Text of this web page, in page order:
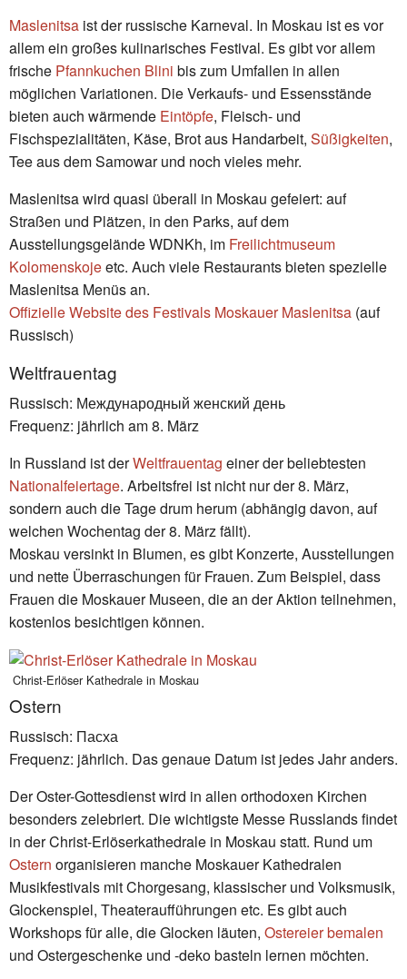
Maslenitsa ist der russische Karneval. In Moskau ist es vor
allem ein großes kulinarisches Festival. Es gibt vor allem
frische Pfannkuchen Blini bis zum Umfallen in allen
möglichen Variationen. Die Verkaufs- und Essensstände
bieten auch wärmende Eintöpfe, Fleisch- und
Fischspezialitäten, Käse, Brot aus Handarbeit, Süßigkeiten,
Tee aus dem Samowar und noch vieles mehr.
Maslenitsa wird quasi überall in Moskau gefeiert: auf
Straßen und Plätzen, in den Parks, auf dem
Ausstellungsgelände WDNKh, im Freilichtmuseum
Kolomenskojeetc. Auch viele Restaurants bieten spezielle
Maslenitsa Menüs an.
Offizielle Website des Festivals Moskauer Maslenitsa (auf
Russisch)
Weltfrauentag
Russisch: Международный женский день
Frequenz: jährlich am 8. März
In Russland ist derWeltfrauentag einer der beliebtesten
Nationalfeiertage. Arbeitsfrei ist nicht nur der 8. März,
sondern auch die Tage drum herum (abhängig davon, auf
welchen Wochentag der 8. März fällt).
Moskau versinkt in Blumen, es gibt Konzerte, Ausstellungen
und nette Überraschungen für Frauen. Zum Beispiel, dass
Frauen die Moskauer Museen, die an der Aktion teilnehmen,
kostenlos besichtigen können.
Christ-Erlöser Kathedrale in Moskau
Ostern
Russisch: Пасха
Frequenz: jährlich. Das genaue Datum ist jedes Jahr anders.
Der Oster-Gottesdienst wird in allen orthodoxen Kirchen
besonders zelebriert. Die wichtigste Messe Russlands findet
in der Christ-Erlöserkathedrale in Moskau statt. Rund um
Ostern organisieren manche Moskauer Kathedralen
Musikfestivals mit Chorgesang, klassischer und Volksmusik,
Glockenspiel, Theateraufführungen etc. Es gibt auch
Workshops für alle, die Glocken läuten, Ostereier bemalen
und Ostergeschenke und -deko basteln lernen möchten.